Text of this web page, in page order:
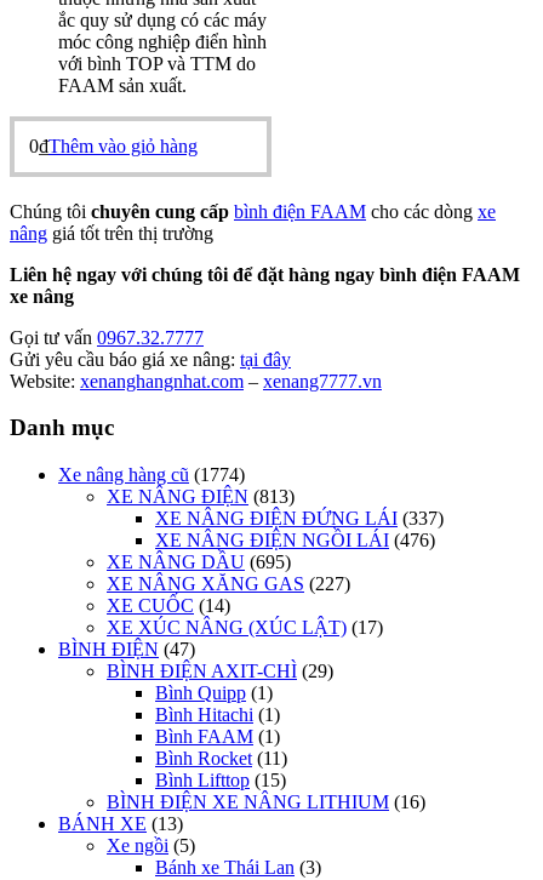
ắc quy sử dụng có các máy
móc công nghiệp điển hình
với bình TOP và TTM do
FAAM sản xuất.
0₫Thêm vào giỏ hàng
Chúng tôi chuyên cung cấp bình điện FAAM cho các dòng xe
nâng giá tốt trên thị trường
Liên hệ ngay với chúng tôi để đặt hàng ngay bình điện FAAM
xe nâng
Gọi tư vấn 0967.32.7777
Gửi yêu cầu báo giá xe nâng: tại đây
Website: xenanghangnhat.com – xenang7777.vn
Danh mục
Xe nâng hàng cũ (1774)
XE NÂNG ĐIỆN (813)
XE NÂNG ĐIỆN ĐỨNG LÁI (337)
XE NÂNG ĐIỆN NGỒI LÁI (476)
XE NÂNG DẦU (695)
XE NÂNG XĂNG GAS (227)
XE CUỐC (14)
XE XÚC NÂNG (XÚC LẬT) (17)
BÌNH ĐIỆN (47)
BÌNH ĐIỆN AXIT-CHÌ (29)
Bình Quipp (1)
Bình Hitachi (1)
Bình FAAM (1)
Bình Rocket (11)
Bình Lifttop (15)
BÌNH ĐIỆN XE NÂNG LITHIUM (16)
BÁNH XE (13)
Xe ngồi (5)
Bánh xe Thái Lan (3)